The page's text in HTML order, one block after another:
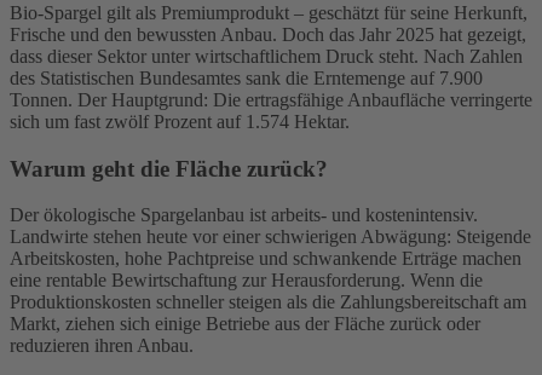
Bio-Spargel gilt als Premiumprodukt – geschätzt für seine Herkunft,
Frische und den bewussten Anbau. Doch das Jahr 2025 hat gezeigt,
dass dieser Sektor unter wirtschaftlichem Druck steht. Nach Zahlen
des Statistischen Bundesamtes sank die Erntemenge auf 7.900
Tonnen. Der Hauptgrund: Die ertragsfähige Anbaufläche verringerte
sich um fast zwölf Prozent auf 1.574 Hektar.
Warum geht die Fläche zurück?
Der ökologische Spargelanbau ist arbeits- und kostenintensiv.
Landwirte stehen heute vor einer schwierigen Abwägung: Steigende
Arbeitskosten, hohe Pachtpreise und schwankende Erträge machen
eine rentable Bewirtschaftung zur Herausforderung. Wenn die
Produktionskosten schneller steigen als die Zahlungsbereitschaft am
Markt, ziehen sich einige Betriebe aus der Fläche zurück oder
reduzieren ihren Anbau.